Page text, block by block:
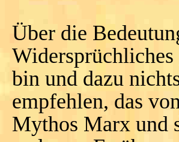
Über die
bin und dazu
empfehlen, das
Mythos Marx und